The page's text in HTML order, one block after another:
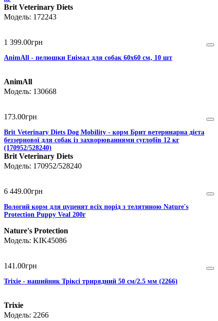
Brit Veterinary Diets
172243
1 399.00грн
AnimAll - пелюшки Енімал для собак 60х60 см, 10 шт
AnimAll
130668
173.00грн
Brit Veterinary Diets Dog Mobility - корм Брит ветеринарна дієта
беззернової для собак із захворюваннями суглобів 12 кг
(170952/528240)
Brit Veterinary Diets
170952/528240
6 449.00грн
Вологий корм для цуценят всіх порід з телятиною Nature's
Protection Puppy Veal 200г
Nature's Protection
KIK45086
141 .00грн
Trixie - нашийник Тріксі трирядний 50 см/2.5 мм (2266)
Trixie
2266